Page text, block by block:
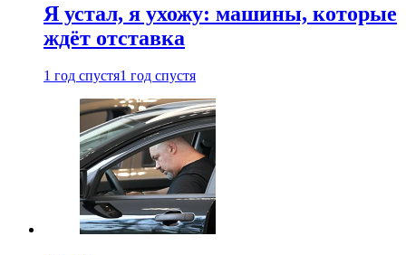
Я устал, я ухожу: машины, которые
ждёт отставка
1 год спустя1 год спустя